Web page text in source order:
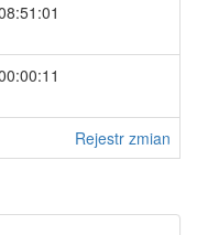
Rejestr zmian